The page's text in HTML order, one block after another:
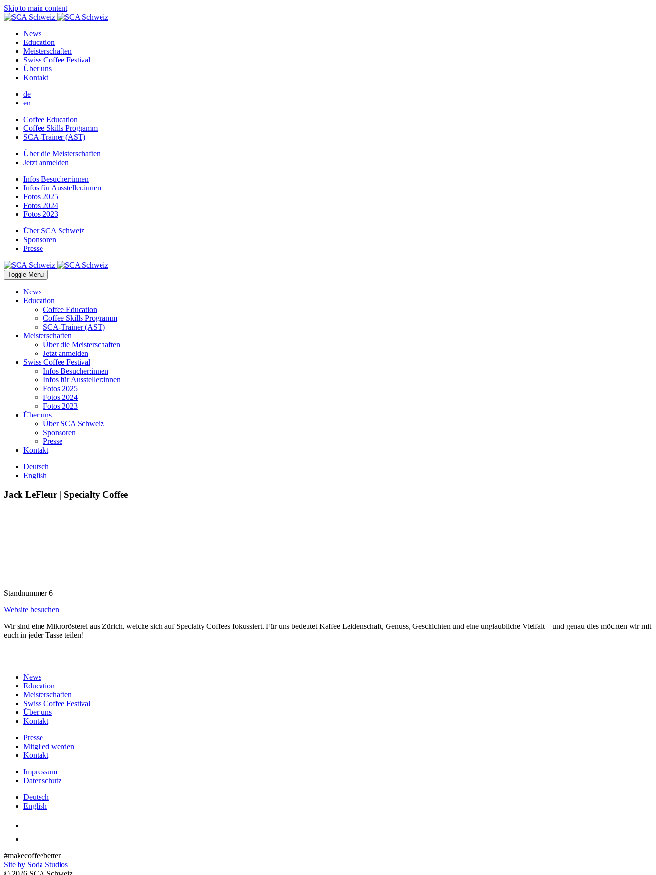
Skip to main content
News
Education
Meisterschaften
Swiss Coffee Festival
Über uns
Kontakt
de
en
Coffee Education
Coffee Skills Programm
SCA-Trainer (AST)
Über die Meisterschaften
Jetzt anmelden
Infos Besucher:innen
Infos für Aussteller:innen
Fotos 2025
Fotos 2024
Fotos 2023
Über SCA Schweiz
Sponsoren
Presse
Toggle Menu
News
Education
Coffee Education
Coffee Skills Programm
SCA-Trainer (AST)
Meisterschaften
Über die Meisterschaften
Jetzt anmelden
Swiss Coffee Festival
Infos Besucher:innen
Infos für Aussteller:innen
Fotos 2025
Fotos 2024
Fotos 2023
Über uns
Über SCA Schweiz
Sponsoren
Presse
Kontakt
Deutsch
English
Jack LeFleur | Specialty Coffee
Standnummer 6
Website besuchen
Wir sind eine Mikrorösterei aus Zürich, welche sich auf Specialty Coffees fokussiert. Für uns bedeutet Kaffee Leidenschaft, Genuss, Geschichten und eine unglaubliche Vielfalt – und genau dies möchten wir mit
euch in jeder Tasse teilen!
News
Education
Meisterschaften
Swiss Coffee Festival
Über uns
Kontakt
Presse
Mitglied werden
Kontakt
Impressum
Datenschutz
Deutsch
English
#makecoffeebetter
Site by Soda Studios